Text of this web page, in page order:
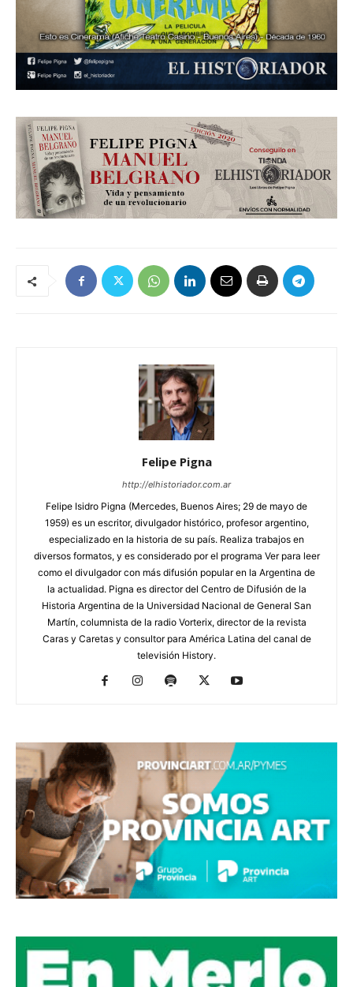
Felipe Pigna
http://elhistoriador.com.ar
Felipe Isidro Pigna (Mercedes, Buenos Aires; 29 de mayo de
1959) es un escritor, divulgador histórico, profesor argentino,
especializado en la historia de su país. Realiza trabajos en
diversos formatos, y es considerado por el programa Ver para leer
como el divulgador con más difusión popular en la Argentina de
la actualidad. Pigna es director del Centro de Difusión de la
Historia Argentina de la Universidad Nacional de General San
Martín, columnista de la radio Vorterix, director de la revista
Caras y Caretas y consultor para América Latina del canal de
televisión History.